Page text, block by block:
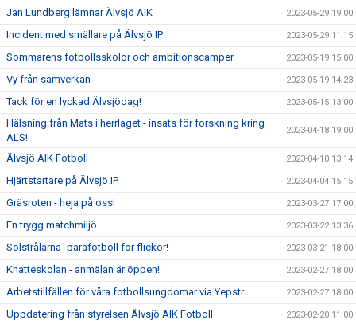
Jan Lundberg lämnar Älvsjö AIK 2023-05-29 19:00
Incident med smällare på Älvsjö IP 2023-05-29 11:15
Sommarens fotbollsskolor och ambitionscamper 2023-05-19 15:00
Vy från samverkan 2023-05-19 14:23
Tack för en lyckad Älvsjödag! 2023-05-15 13:00
Hälsning från Mats i herrlaget - insats för forskning kring
ALS!
2023-04-18 19:00
Älvsjö AIK Fotboll 2023-04-10 13:14
Hjärtstartare på Älvsjö IP 2023-04-04 15:15
Gräsroten - heja på oss! 2023-03-27 17:00
En trygg matchmiljö 2023-03-22 13:36
Solstrålarna -parafotboll för flickor! 2023-03-21 18:00
Knatteskolan - anmälan är öppen! 2023-02-27 18:00
Arbetstillfällen för våra fotbollsungdomar via Yepstr 2023-02-27 18:00
Uppdatering från styrelsen Älvsjö AIK Fotboll 2023-02-20 11:00